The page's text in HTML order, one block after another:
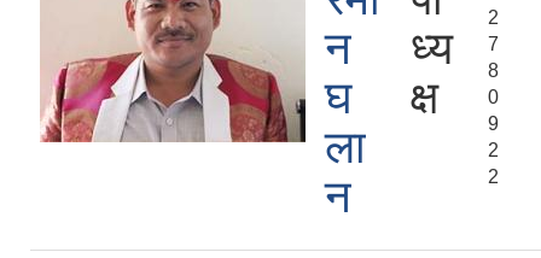
न
घ
ला
न
ध्य
क्ष
2
7
8
0
9
2
2